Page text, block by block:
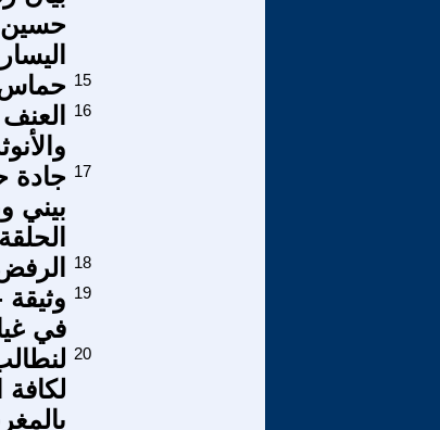
حسين
15
16
جادة
بيني
17
18
في
19
لكافة
20